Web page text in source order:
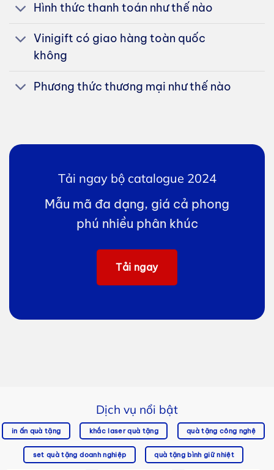
Hình thức thanh toán như thế nào
Vinigift có giao hàng toàn quốc
không
Phương thức thương mại như thế nào
Tải ngay bộ catalogue 2024
Mẫu mã đa dạng, giá cả phong
phú nhiều phân khúc
Tải ngay
Dịch vụ nổi bật
in ấn quà tặng khắc laser quà tặng quà tặng công nghệ
set quà tặng doanh nghiệp quà tặng bình giữ nhiệt